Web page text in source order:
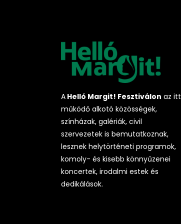
A Helló Margit! Fesztiválon az itt
működő alkotó közösségek,
színházak, galériák, civil
szervezetek is bemutatkoznak,
lesznek helytörténeti programok,
komoly- és kisebb könnyűzenei
koncertek, irodalmi estek és
dedikálások.